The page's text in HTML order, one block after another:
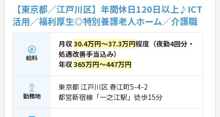
【東京都／江戸川区】年間休日120日以上♪ICT
活用／福利厚生◎特別養護老人ホーム／介護職
給料
月収30.4万円～37.3万円程度（夜勤4回分・
処遇改善手当込み）
年収365万円～447万円
勤務地
東京都 江戸川区 春江町5-4-2
都営新宿線「一之江駅」徒歩15分